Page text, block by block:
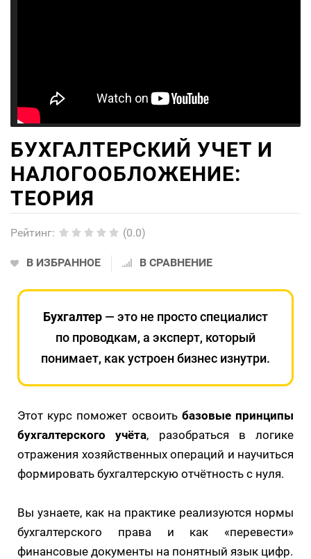
БУХГАЛТЕРСКИЙ УЧЕТ И
НАЛОГООБЛОЖЕНИЕ:
ТЕОРИЯ
Рейтинг: (0.0)
В ИЗБРАННОЕ В СРАВНЕНИЕ
Бухгалтер — это не просто специалист
по проводкам, а эксперт, который
понимает, как устроен бизнес изнутри.
Этот курс поможет освоить базовые принципы
бухгалтерского учёта, разобраться в логике
отражения хозяйственных операций и научиться
формировать бухгалтерскую отчётность с нуля.
Вы узнаете, как на практике реализуются нормы
бухгалтерского права и как «перевести»
финансовые документы на понятный язык цифр.